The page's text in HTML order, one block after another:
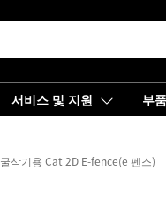
서비스 및 지원 부품
굴삭기용 Cat 2D E-fence(e 펜스)